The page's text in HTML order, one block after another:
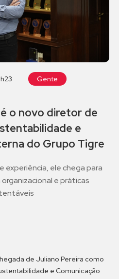
Gente
o novo diretor de
e
do Grupo Tigre
experiência, ele chega para
e práticas
de Juliano Pereira como
e Comunicação